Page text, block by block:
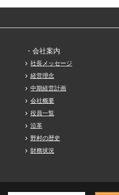
・会社案内
社長メッセージ
経営理念
中期経営計画
会社概要
役員一覧
沿革
野村の歴史
財務状況